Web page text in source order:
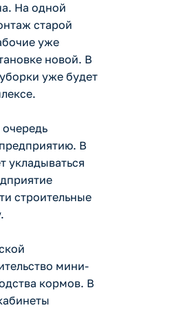
На одной
старой
уже
новой. В
уже будет
В
укладываться
строительные
мини-
кормов. В